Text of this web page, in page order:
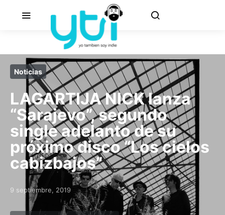
Noticias
LAGARTIJA NICK lanza
“Sarajevo”, segundo
single adelanto de su
próximo disco “Los cielos
cabizbajos”
Posted on
9 septiembre, 2019